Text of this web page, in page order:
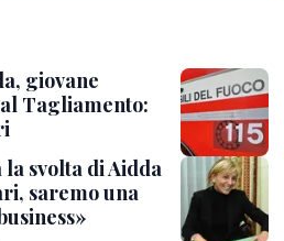
giovane
al Tagliamento:
svolta di Aidda
saremo una